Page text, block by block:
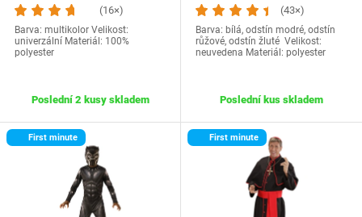
(16×)
Barva: multikolor Velikost:
univerzální Materiál: 100%
polyester
Poslední 2 kusy skladem
(43×)
Barva: bílá, odstín modré, odstín
růžové, odstín žluté Velikost:
neuvedena Materiál: polyester
Poslední kus skladem
First minute First minute